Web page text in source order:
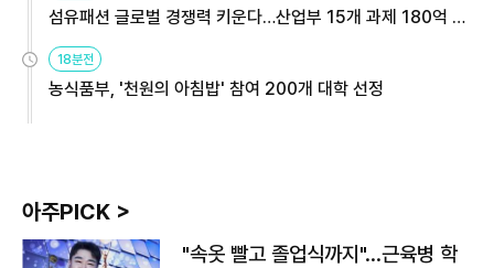
섬유패션 글로벌 경쟁력 키운다…산업부 15개 과제 180억 지
18분전
농식품부, '천원의 아침밥' 참여 200개 대학 선정
아주PICK >
"속옷 빨고 졸업식까지"…근육병 학